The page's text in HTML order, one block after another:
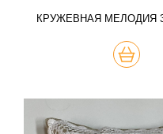
КРУЖЕВНАЯ МЕЛОДИЯ
КУПИТЬ